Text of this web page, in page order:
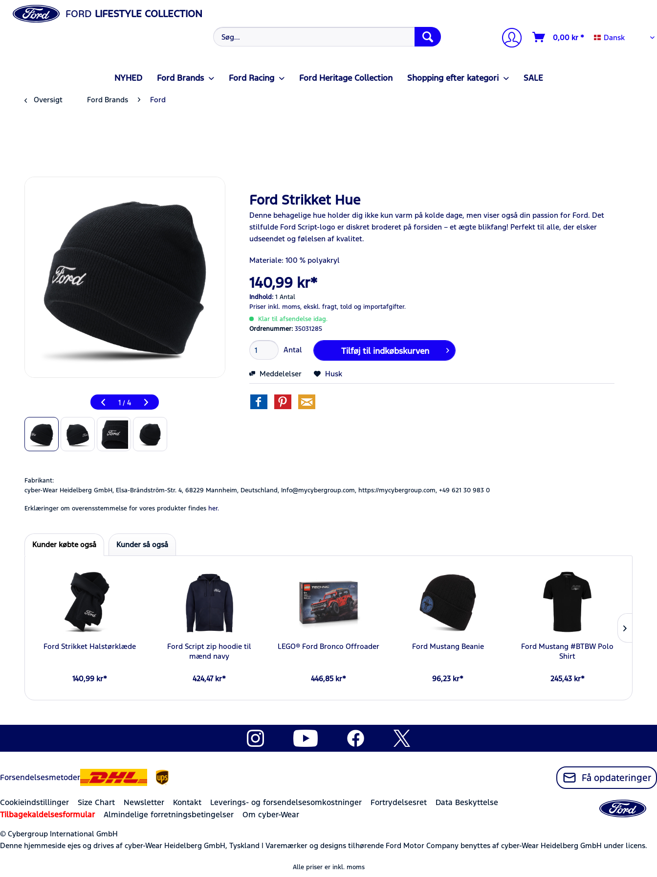
FORD LIFESTYLE COLLECTION
0,00 kr * Dansk
Dansk
NYHED Ford Brands Ford Racing Ford Heritage Collection Shopping efter kategori SALE
Oversigt Ford Brands Ford
1 / 4
Ford Strikket Hue
Denne behagelige hue holder dig ikke kun varm på kolde dage, men viser også din passion for Ford. Det
stilfulde Ford Script-logo er diskret broderet på forsiden – et ægte blikfang! Perfekt til alle, der elsker
udseendet og følelsen af kvalitet.
Materiale: 100 % polyakryl
140,99 kr*
Indhold:1 Antal
Priser inkl. moms,ekskl. fragt, told og importafgifter.
Klar til afsendelse idag.
Ordrenummer:35031285
Antal Tilføj til indkøbskurven
Meddelelser Husk
Fabrikant:
cyber-Wear Heidelberg GmbH, Elsa-Brändström-Str. 4, 68229 Mannheim, Deutschland, Info@mycybergroup.com, https://mycybergroup.com, +49 621 30 983 0
Erklæringer om overensstemmelse for vores produkter findes her.
Kunder købte også Kunder så også
Ford Strikket Halstørklæde
140,99 kr*
Ford Script zip hoodie til
mænd navy
424,47 kr*
LEGO® Ford Bronco Offroader
446,85 kr*
Ford Mustang Beanie
96,23 kr*
Ford Mustang #BTBW Polo
Shirt
245,43 kr*
Forsendelsesmetoder Få opdateringer
Cookieindstillinger Size Chart Newsletter Kontakt Leverings- og forsendelsesomkostninger Fortrydelsesret
Data Beskyttelse
Tilbagekaldelsesformular
Almindelige forretningsbetingelser Om cyber-Wear
© Cybergroup International GmbH
Denne hjemmeside ejes og drives af cyber-Wear Heidelberg GmbH, Tyskland | Varemærker og designs tilhørende Ford Motor Company benyttes af cyber-Wear Heidelberg GmbH under licens.
Alle priser er inkl. moms